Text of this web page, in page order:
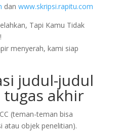
dan www.skripsi.rapitu.com
Tapi Kamu Tidak
menyerah, kami siap
judul-judul
akhir
(teman-teman bisa
atau objek penelitian).